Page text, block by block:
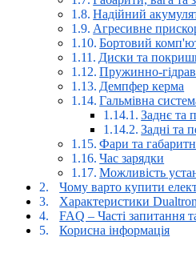
Надійний
Агресивне
Бортовий
Диски та
Пружинно-
Демпфер керма
Гальмівна
Заднє та
Задні та
Фари та
Час зарядки
Можливість
Чому варто купити
Характеристики
FAQ – Часті запитання
Корисна інформація